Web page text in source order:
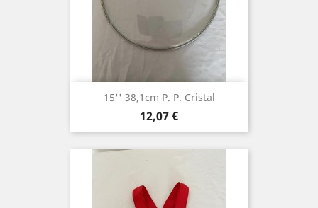
15'' 38,1cm P. P. Cristal
Precio
12,07 €